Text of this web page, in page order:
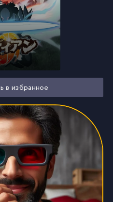
в избранное